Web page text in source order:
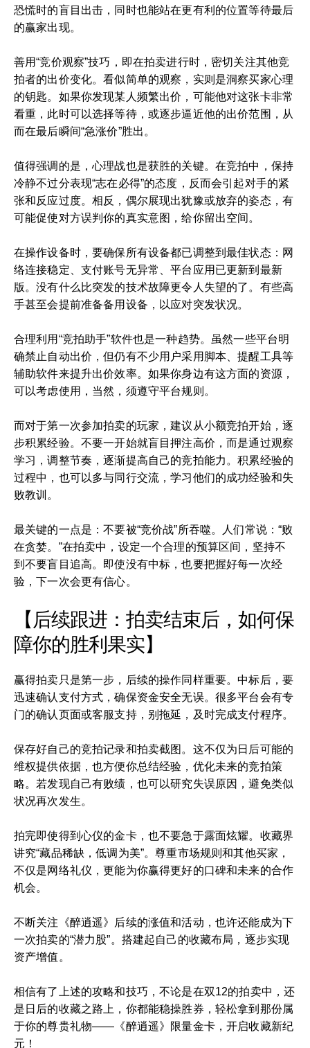
恐慌时的盲目出击，同时也能站在更有利的位置等待最后
的赢家出现。
善用“竞价观察”技巧，即在拍卖进行时，密切关注其他竞
拍者的出价变化。看似简单的观察，实则是洞察买家心理
的钥匙。如果你发现某人频繁出价，可能他对这张卡非常
看重，此时可以选择等待，或逐步逼近他的出价范围，从
而在最后瞬间“急涨价”胜出。
值得强调的是，心理战也是获胜的关键。在竞拍中，保持
冷静不过分表现“志在必得”的态度，反而会引起对手的紧
张和反应过度。相反，偶尔展现出犹豫或放弃的姿态，有
可能促使对方误判你的真实意图，给你留出空间。
在操作设备时，要确保所有设备都已调整到最佳状态：网
络连接稳定、支付账号无异常、平台应用已更新到最新
版。没有什么比突发的技术故障更令人失望的了。有些高
手甚至会提前准备备用设备，以应对突发状况。
合理利用“竞拍助手”软件也是一种趋势。虽然一些平台明
确禁止自动出价，但仍有不少用户采用脚本、提醒工具等
辅助软件来提升出价效率。如果你身边有这方面的资源，
可以考虑使用，当然，须遵守平台规则。
而对于第一次参加拍卖的玩家，建议从小额竞拍开始，逐
步积累经验。不要一开始就盲目押注高价，而是通过观察
学习，调整节奏，逐渐提高自己的竞拍能力。积累经验的
过程中，也可以多与同行交流，学习他们的成功经验和失
败教训。
最关键的一点是：不要被“竞价战”所吞噬。人们常说：“败
在贪婪。”在拍卖中，设定一个合理的预算区间，坚持不
到不要盲目追高。即使没有中标，也要把握好每一次经
验，下一次会更有信心。
【后续跟进：拍卖结束后，如何保
障你的胜利果实】
赢得拍卖只是第一步，后续的操作同样重要。中标后，要
迅速确认支付方式，确保资金安全无误。很多平台会有专
门的确认页面或客服支持，别拖延，及时完成支付程序。
保存好自己的竞拍记录和拍卖截图。这不仅为日后可能的
维权提供依据，也方便你总结经验，优化未来的竞拍策
略。若发现自己有败绩，也可以研究失误原因，避免类似
状况再次发生。
拍完即使得到心仪的金卡，也不要急于露面炫耀。收藏界
讲究“藏品稀缺，低调为美”。尊重市场规则和其他买家，
不仅是网络礼仪，更能为你赢得更好的口碑和未来的合作
机会。
不断关注《醉逍遥》后续的涨值和活动，也许还能成为下
一次拍卖的“潜力股”。搭建起自己的收藏布局，逐步实现
资产增值。
相信有了上述的攻略和技巧，不论是在双12的拍卖中，还
是日后的收藏之路上，你都能稳操胜券，轻松拿到那份属
于你的尊贵礼物——《醉逍遥》限量金卡，开启收藏新纪
元！